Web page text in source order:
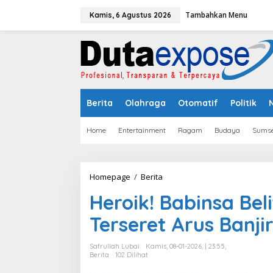
Kamis, 6 Agustus 2026 Tambahkan Menu
Berita Olahraga Otomatif Politik
Home Entertainment Ragam Budaya
Homepage / Berita
r
o
i
k
!
Heroik! Babinsa
Terseret Arus Banjir
Safrullah Lubai
Kamis, 08-01-2026, | 23:55,
Berita
102 Dilihat